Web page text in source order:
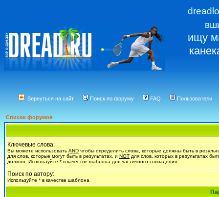
ищу
Вернуться на сайт Поиск по форуму FAQ Пользователи
Список форумов
Ключевые слова:
Вы можете использовать AND чтобы определить слова, которые должны быть в
для слов, которые могут быть в результатах, и NOT для слов, которых в результатах
должно. Используйте * в качестве шаблона для частичного совпадения.
Поиск по автору:
Используйте * в качестве шаблона